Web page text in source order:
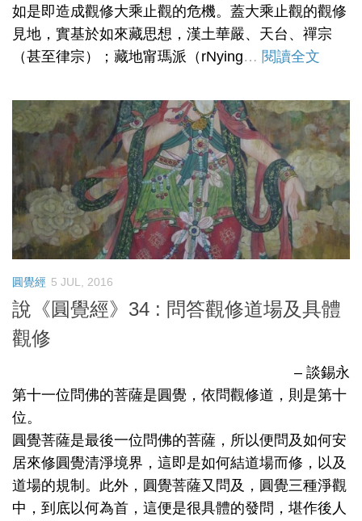
如是即造成觀修大乘止觀的危機。蓋大乘止觀的觀修
見地，實基於如來藏思想，漢土華嚴、天台、禪宗
（甚至律宗）；藏地甯瑪派（rNying… 閱讀全文
圓覺經 5 JUL, 2016
說《圓覺經》34 : 問答觀修道場及具體
觀修
– 談錫永
第十一位問佛的菩薩是圓覺，依問觀修道，則是第十
位。
圓覺菩薩是最後一位問佛的菩薩，所以便問及如何安
居來修圓覺清淨境界，這即是如何結道場而修，以及
道場的規制。此外，圓覺菩薩又問及，圓覺三種淨觀
中，到底以何為首，這便是很具體的發問，堪作後人